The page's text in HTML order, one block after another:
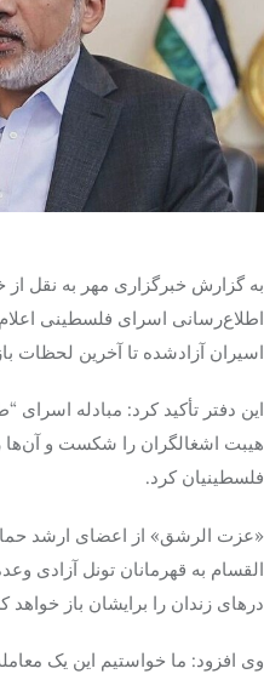
تک کده
پایگاه خبری آبان
خرید موتور
به گزارش خبرگزاری مهر به نقل
اطلاع‌رسانی اسرای فلسطینی
اسیران آزادشده تا آخرین لحظات
این دفتر تأکید کرد: مبادله اسرای
هیبت اشغالگران را شکست و آن‌ها
فلسطینیان کرد.
«عزت الرشق» از اعضای ارشد
القسام به قهرمانان تونل آزادی
درهای زندان را برایشان باز
وی افزود: ما خواستیم این یک